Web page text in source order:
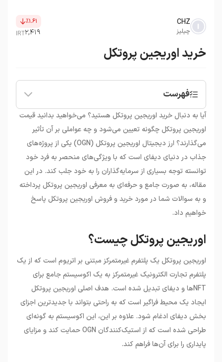
خرید اوریجین پروتکل
فهرست
• اوریجین پروتکل چیست؟
• ارز دیجیتال اوریجین پروتکل (OGN) چیست؟
•
قیمت اوریجین پروتکل و عوامل موثر بر آن
•
خرید اوریجین پروتکل: ملاحظات و نکات مهم
آیا به دنبال خرید اوریجین پروتکل هستید؟ می‌خواهید بدانید قیمت
اوریجین پروتکل چگونه تعیین می‌شود و چه عواملی بر آن تأثیر
می‌گذارند؟ ارز دیجیتال اوریجین پروتکل (OGN) یکی از پروژه‌های
جذاب در دنیای دیفای است که با ویژگی‌های منحصر به فرد خود
توانسته توجه بسیاری از سرمایه‌گذاران را به خود جلب کند. در این
مقاله، به صورت جامع و حرفه‌ای به معرفی اوریجین پروتکل پرداخته
و به سوالات شما در مورد خرید و فروش اوریجین پروتکل پاسخ
خواهیم داد.
اوریجین پروتکل چیست؟
اوریجین پروتکل یک پلتفرم غیرمتمرکز مبتنی بر اتریوم است که از یک
پلتفرم تجارت الکترونیک غیرمتمرکز به یک اکوسیستم جامع برای
NFTها و دیفای تبدیل شده است. هدف اصلی اوریجین پروتکل
ایجاد یک محیط فراگیر است که به راحتی بتواند با جدیدترین اجزای
بخش دیفای ادغام شود. علاوه بر این، این اکوسیستم به گونه‌ای
طراحی شده است که از استیک‌کنندگان OGN حمایت کند و مزایای
پایداری را برای آن‌ها فراهم کند.
CHZ
چیلیز
٪۱.۶۱
۲,۴۱۹IRT